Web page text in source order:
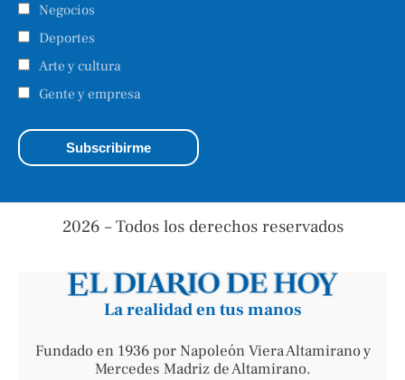
Negocios
Deportes
Arte y cultura
Gente y empresa
2026 – Todos los derechos reservados
La realidad en tus manos
Fundado en 1936 por Napoleón Viera Altamirano y
Mercedes Madriz de Altamirano.